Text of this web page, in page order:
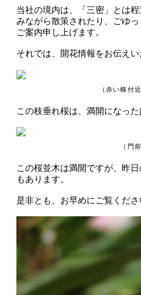
当社の境内は、「三密」とは
みながら散策されたり、ごゆ
ご案内申し上げます。
それでは、開花情報をお伝えい
（赤い橋付
この枝垂れ桜は、満開になった
（門
この桜並木は満開ですが、昨
もあります。
是非とも、お早めにご覧くださ